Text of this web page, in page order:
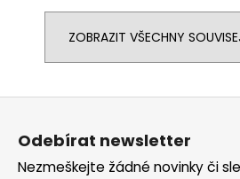
ZOBRAZIT VŠECHNY
Z
Odebírat newsletter
Nezmeškejte žádné novinky či